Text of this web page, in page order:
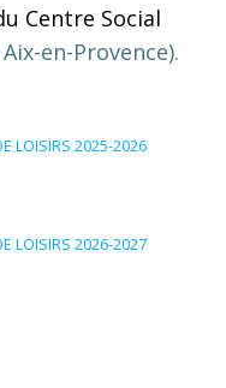
Centre Social
en-Provence).
LOISIRS 2025-2026
LOISIRS 2026-2027